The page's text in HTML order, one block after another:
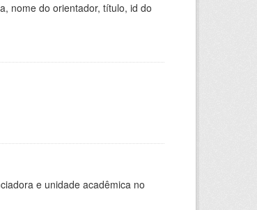
nome do orientador, título, id do
e unidade acadêmica no